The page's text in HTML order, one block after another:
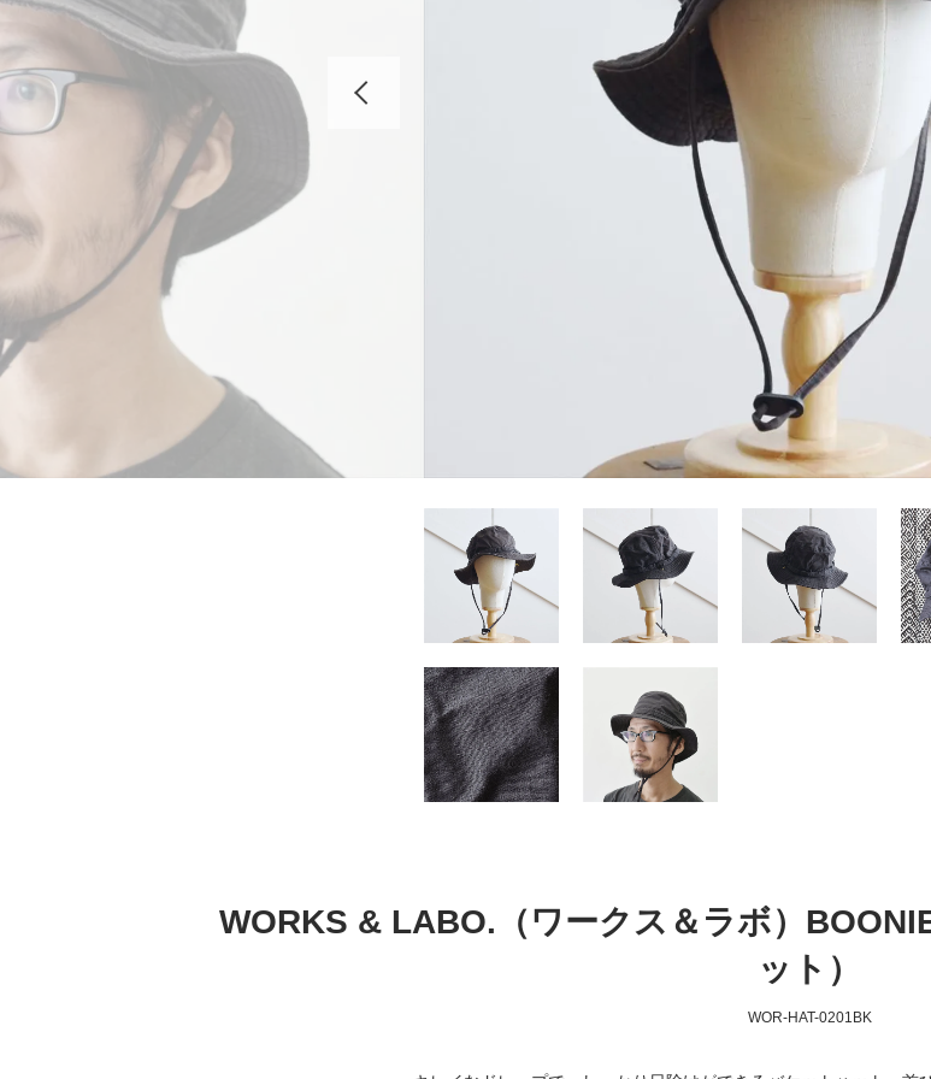
WORKS & LABO.（ワークス＆ラボ）
ット）
WOR-HAT-0201BK